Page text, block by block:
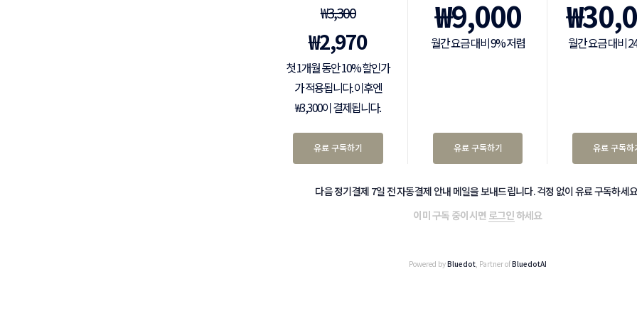
₩3,300
₩2,970
첫 1개월 동안 10% 할인가
가 적용됩니다. 이후엔
₩3,300이 결제됩니다.
유료 구독하기
₩9,000
월간 요금 대비 9% 저렴
유료 구독하기
₩
월간 요금 대비
유료 구독하
다음 정기결제 7일 전 자동결제 안내 메일을 보내드립니다. 걱정 없이 유료 구독하세
이미 구독 중이시면 로그인하세요
Powered byBluedot, Partner ofBluedotAI